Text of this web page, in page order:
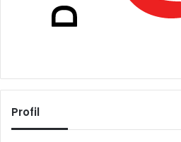
Profil